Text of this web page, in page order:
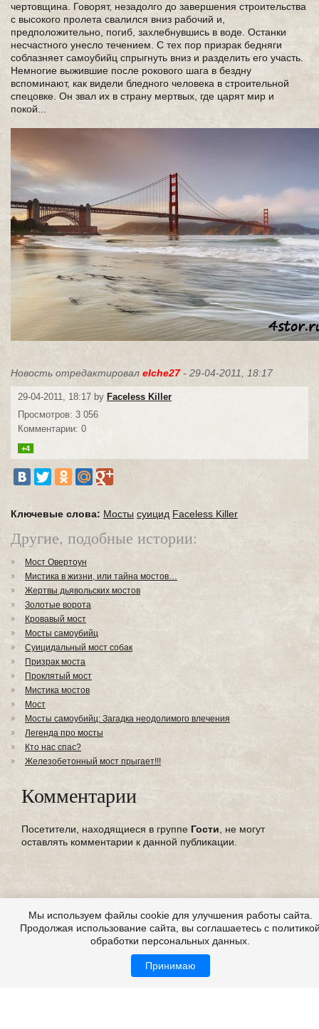
чертовщина. Говорят, незадолго до завершения строительства
с высокого пролета свалился вниз рабочий и,
предположительно, погиб, захлебнувшись в воде. Останки
несчастного унесло течением. С тех пор призрак бедняги
соблазняет самоубийц спрыгнуть вниз и разделить его участь.
Немногие выжившие после рокового шага в бездну
вспоминают, как видели бледного человека в строительной
спецовке. Он звал их в страну мертвых, где царят мир и
покой...
Новость отредактировал elche27- 29-04-2011, 18:17
29-04-2011, 18:17 by Faceless Killer
Просмотров: 3 056
Комментарии: 0
+4
Ключевые слова: Мосты суицид Faceless Killer
Другие, подобные истории:
Мост Овертоун
Мистика в жизни, или тайна мостов…
Жертвы дьявольских мостов
Золотые ворота
Кровавый мост
Мосты самоубийц
Суицидальный мост собак
Призрак моста
Проклятый мост
Мистика мостов
Мост
Мосты самоубийц: Загадка неодолимого влечения
Легенда про мосты
Кто нас спас?
Железобетонный мост прыгает!!!
Комментарии
Посетители, находящиеся в группе Гости , не могут
оставлять комментарии к данной публикации.
Мы используем файлы cookie для улучшения работы сайта.
Продолжая использование сайта, вы соглашаетесь с
обработки персональных данных.
Принимаю